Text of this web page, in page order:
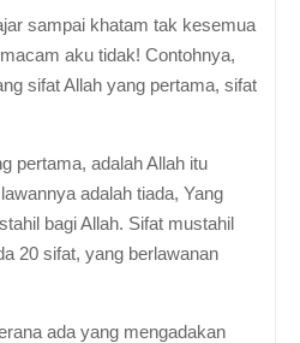
sampai khatam tak kesemua
aku tidak! Contohnya,
sifat Allah yang pertama, sifat
pertama, adalah Allah itu
adalah tiada, Yang
bagi Allah. Sifat mustahil
20 sifat, yang berlawanan
ada yang mengadakan